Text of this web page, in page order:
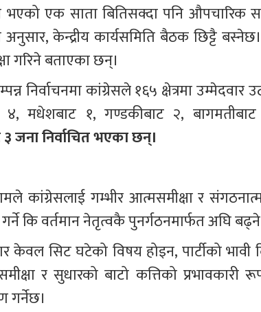
भएको एक साता बितिसक्दा पनि औपचारिक
अनुसार, केन्द्रीय कार्यसमिति बैठक छिट्टै
गरिने बताएका छन्।
निर्वाचनमा कांग्रेसले १६५ क्षेत्रमा उम्मेदवार
४, मधेशबाट १, गण्डकीबाट २,
जना निर्वाचित भएका छन्।
कांग्रेसलाई गम्भीर आत्मसमीक्षा र
गर्ने कि वर्तमान नेतृत्वकै पुनर्गठनमार्फत अघि
केवल सिट घटेको विषय होइन, पार्टीको भावी
र सुधारको बाटो कत्तिको
गर्नेछ।